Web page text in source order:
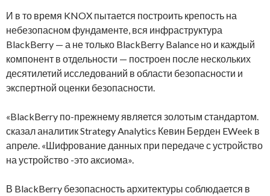
И в то время KNOX пытается построить крепость на
небезопасном фундаменте, вся инфраструктура
BlackBerry — а не только BlackBerry Balance но и каждый
компонент в отдельности — построен после нескольких
десятилетий исследований в области безопасности и
экспертной оценки безопасности.
«BlackBerry по-прежнему является золотым стандартом.
сказал аналитик Strategy Analytics Кевин Берден EWeek в
апреле. «Шифрование данных при передаче с устройство
на устройство -это аксиома».
В BlackBerry безопасность архитектуры соблюдается в